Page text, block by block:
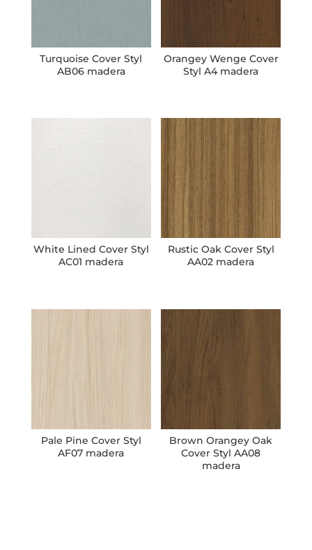
Turquoise Cover Styl
AB06 madera
Orangey Wenge Cover
Styl A4 madera
White Lined Cover Styl
AC01 madera
Rustic Oak Cover Styl
AA02 madera
Pale Pine Cover Styl
AF07 madera
Brown Orangey Oak
Cover Styl AA08
madera